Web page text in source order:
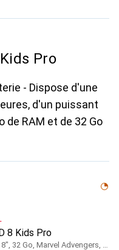
Pro
- Dispose d'une
d'un puissant
de RAM et de 32 Go
8 Kids Pro
WLAN uniquement, 8", 32 Go, Marvel Advengers, Noir